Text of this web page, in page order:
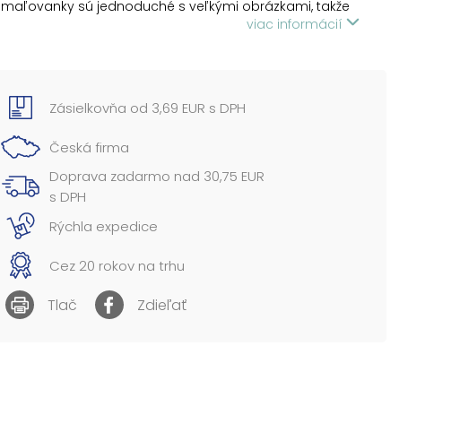
maľovanky sú jednoduché s veľkými obrázkami, takže
sú vhodné aj pre najmenšie deti. Vyfarbovanie
Ilustroval: M. Vostrý
Formát omaľovánky: A5
Počet predlôh k vymaľovaniu: 8 (myšy)
VAROVANIE:
Nevhodné pre deti do 3 rokov. Nebezpečie vdýchnutia
a prehltnutia malých častíc.
Uvedená cena je za 1 ks....
viac informácií
Zásielkovňa od 3,69 EUR s DPH
Česká firma
Doprava zadarmo nad 30,75 EUR
s DPH
Rýchla expedice
Cez 20 rokov na trhu
Tlač Zdieľať